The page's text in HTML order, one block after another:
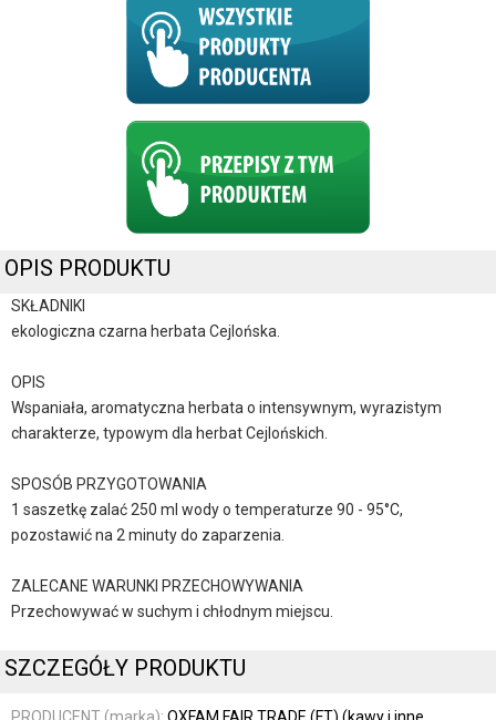
OPIS PRODUKTU
SKŁADNIKI
ekologiczna czarna herbata Cejlońska.
OPIS
Wspaniała, aromatyczna herbata o intensywnym, wyrazistym
charakterze, typowym dla herbat Cejlońskich.
SPOSÓB PRZYGOTOWANIA
1 saszetkę zalać 250 ml wody o temperaturze 90 - 95°C,
pozostawić na 2 minuty do zaparzenia.
ZALECANE WARUNKI PRZECHOWYWANIA
Przechowywać w suchym i chłodnym miejscu.
SZCZEGÓŁY PRODUKTU